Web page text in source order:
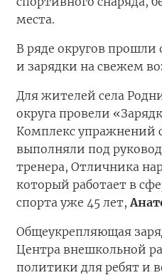
места.
В ряде округов
и зарядки на свежем
Для жителей села
округа провели
Комплекс упражнений
выполняли под
тренера, Отличника
который работает в
спорта уже 45 лет,
Общеукрепляющая
Центра внешкольной
политики для ребят и